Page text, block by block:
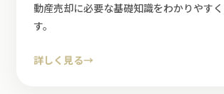
動産売却に必要な基礎知識をわかりやす
す。
詳しく見る→